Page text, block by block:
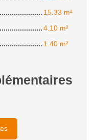
15.33 m²
4.10 m²
1.40 m²